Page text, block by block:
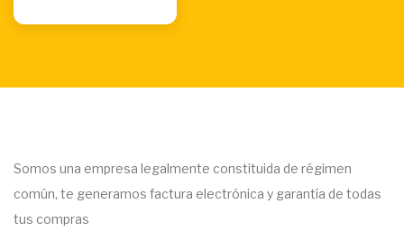
Somos una empresa legalmente constituida de régimen
común, te generamos factura electrónica y garantía de todas
tus compras